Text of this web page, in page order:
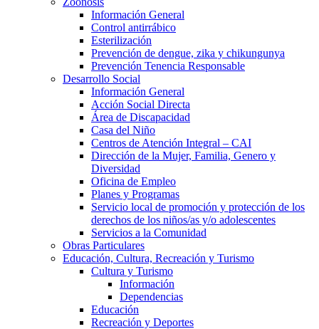
Información General
Control antirrábico
Esterilización
Prevención de dengue, zika y chikungunya
Prevención Tenencia Responsable
Desarrollo Social
Información General
Acción Social Directa
Área de Discapacidad
Casa del Niño
Centros de Atención Integral – CAI
Dirección de la Mujer, Familia, Genero y
Diversidad
Oficina de Empleo
Planes y Programas
Servicio local de promoción y protección de los
derechos de los niños/as y/o adolescentes
Servicios a la Comunidad
Obras Particulares
Educación, Cultura, Recreación y Turismo
Cultura y Turismo
Información
Dependencias
Educación
Recreación y Deportes